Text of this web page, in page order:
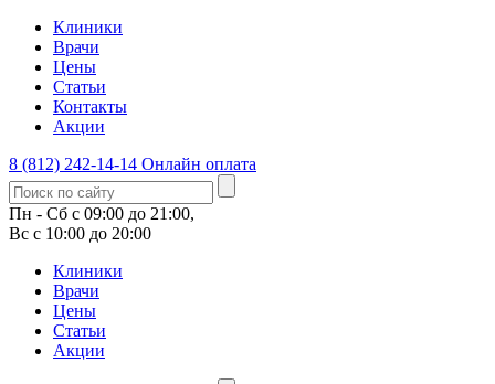
Клиники
Врачи
Цены
Статьи
Контакты
Акции
8 (812) 242-14-14 Онлайн оплата
Пн - Сб с 09:00 до 21:00,
Вс с 10:00 до 20:00
Клиники
Врачи
Цены
Статьи
Акции